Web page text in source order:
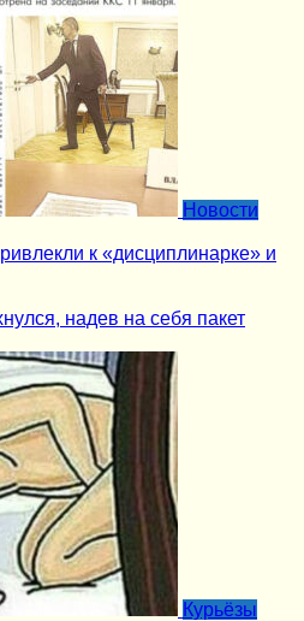
Новости
к «дисциплинарке» и
надев на себя пакет
Курьёзы